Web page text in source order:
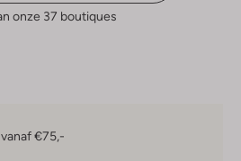
onze 37 boutiques
vanaf €75,-